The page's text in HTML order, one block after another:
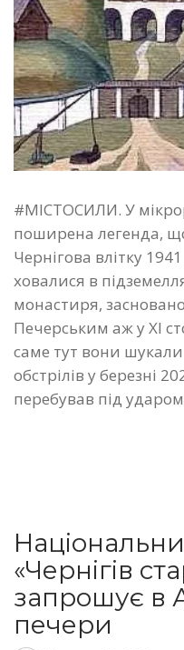
#МІСТОСИЛИ. У
поширена легенда, що
Чернігова влітку
ховалися в
монастиря,
Печерським аж у ХІ
саме тут вони шукали
обстрілів у березні
перебував під
«Чернігів
запрошує в
печери